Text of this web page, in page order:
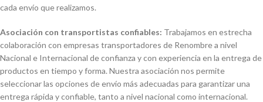
cada envío que realizamos.
Asociación con transportistas confiables: Trabajamos en estrecha
colaboración con empresas transportadores de Renombre a nivel
Nacional e Internacional de confianza y con experiencia en la entrega de
productos en tiempo y forma. Nuestra asociación nos permite
seleccionar las opciones de envío más adecuadas para garantizar una
entrega rápida y confiable, tanto a nivel nacional como internacional.